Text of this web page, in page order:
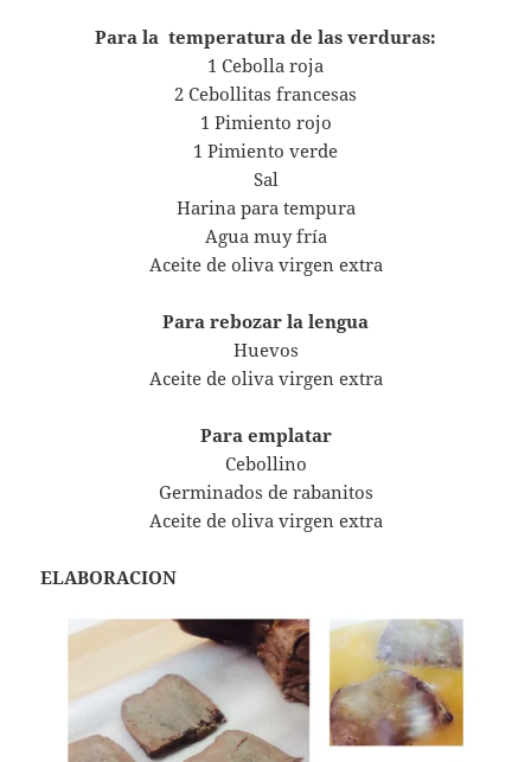
Para la temperatura de las verduras:
1 Cebolla roja
2 Cebollitas francesas
1 Pimiento rojo
1 Pimiento verde
Sal
Harina para tempura
Agua muy fría
Aceite de oliva virgen extra
Para rebozar la lengua
Huevos
Aceite de oliva virgen extra
Para emplatar
Cebollino
Germinados de rabanitos
Aceite de oliva virgen extra
ELABORACION